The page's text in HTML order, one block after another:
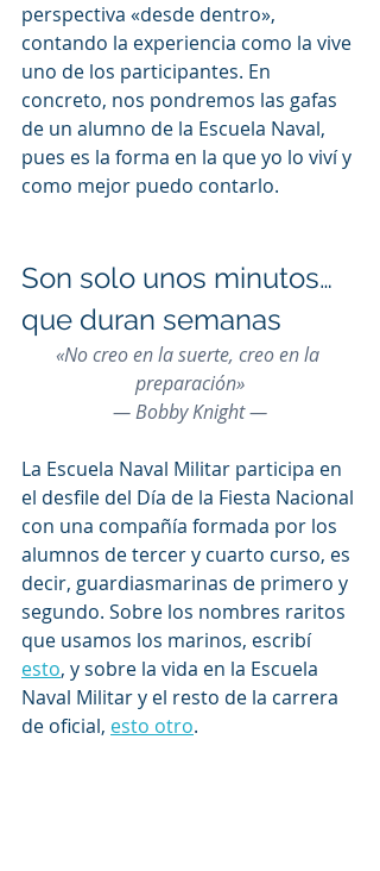
perspectiva «desde dentro»,
contando la experiencia como la vive
uno de los participantes. En
concreto, nos pondremos las gafas
de un alumno de la Escuela Naval,
pues es la forma en la que yo lo viví y
como mejor puedo contarlo.
Son solo unos minutos…
que duran semanas
«No creo en la suerte, creo en la
preparación»
— Bobby Knight —
La Escuela Naval Militar participa en
el desfile del Día de la Fiesta Nacional
con una compañía formada por los
alumnos de tercer y cuarto curso, es
decir, guardiasmarinas de primero y
segundo. Sobre los nombres raritos
que usamos los marinos, escribí
esto, y sobre la vida en la Escuela
Naval Militar y el resto de la carrera
de oficial, esto otro.